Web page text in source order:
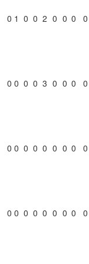
0 1 0 0 2 0 0 0 0
0 0 0 0 3 0 0 0 0
0 0 0 0 0 0 0 0 0
0 0 0 0 0 0 0 0 0